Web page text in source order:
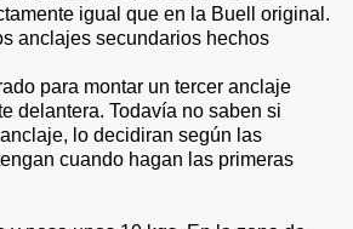
igual que en la Buell original.
anclajes secundarios hechos
para montar un tercer anclaje
delantera. Todavía no saben si
lo decidiran según las
cuando hagan las primeras